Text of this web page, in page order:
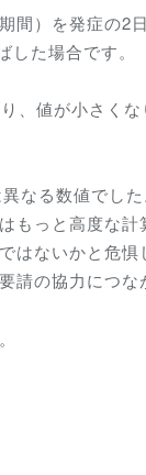
間）を発症の2
た場合です。
、値が小さく
る数値でした
もっと高度な
はないかと危
の協力につな